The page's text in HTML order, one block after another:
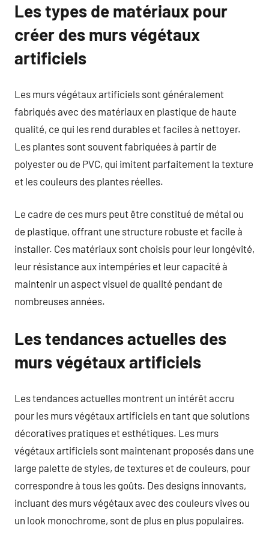
Les types de matériaux pour
créer des murs végétaux
artificiels
Les murs végétaux artificiels sont généralement
fabriqués avec des matériaux en plastique de haute
qualité, ce qui les rend durables et faciles à nettoyer.
Les plantes sont souvent fabriquées à partir de
polyester ou de PVC, qui imitent parfaitement la texture
et les couleurs des plantes réelles.
Le cadre de ces murs peut être constitué de métal ou
de plastique, offrant une structure robuste et facile à
installer. Ces matériaux sont choisis pour leur longévité,
leur résistance aux intempéries et leur capacité à
maintenir un aspect visuel de qualité pendant de
nombreuses années.
Les tendances actuelles des
murs végétaux artificiels
Les tendances actuelles montrent un intérêt accru
pour les murs végétaux artificiels en tant que solutions
décoratives pratiques et esthétiques. Les murs
végétaux artificiels sont maintenant proposés dans une
large palette de styles, de textures et de couleurs, pour
correspondre à tous les goûts. Des designs innovants,
incluant des murs végétaux avec des couleurs vives ou
un look monochrome, sont de plus en plus populaires.